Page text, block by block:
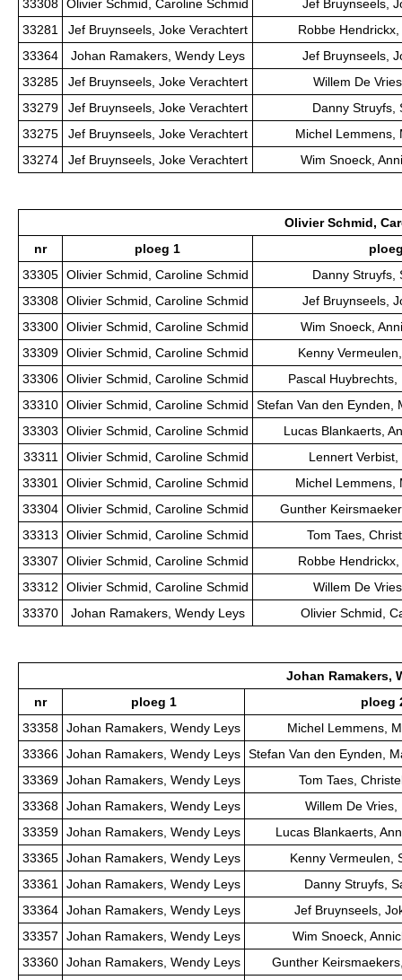
33308 Olivier Schmid, Caroline Schmid
Jef Bruynseels,
33281
Jef Bruynseels, Joke Verachtert
Robbe
33364
Johan Ramakers, Wendy Leys
Jef Bruynseels,
33285
Jef Bruynseels, Joke Verachtert
Willem De
33279
Jef Bruynseels, Joke Verachtert
Danny Struyfs,
33275
Jef Bruynseels, Joke Verachtert
Michel Lemmens,
33274
Jef Bruynseels, Joke Verachtert Wim Snoeck,
Olivier Schmid,
nr
ploeg 1
33305 Olivier Schmid, Caroline Schmid
Danny Struyfs,
33308 Olivier Schmid, Caroline Schmid
Jef Bruynseels,
33300 Olivier Schmid, Caroline Schmid
Wim Snoeck,
33309 Olivier Schmid, Caroline Schmid
Kenny
33306 Olivier Schmid, Caroline Schmid
Pascal
33310 Olivier Schmid, Caroline Schmid
Stefan Van den Eynden,
33303
Olivier Schmid, Caroline Schmid
Lucas Blankaerts,
33311 Olivier Schmid, Caroline Schmid
Lennert
33301 Olivier Schmid, Caroline Schmid
Michel Lemmens,
33304 Olivier Schmid, Caroline Schmid
Gunther
33313
Olivier Schmid, Caroline Schmid
Tom Taes,
33307
Olivier Schmid, Caroline Schmid
Robbe
33312
Olivier Schmid, Caroline Schmid
Willem De
33370
Johan Ramakers, Wendy Leys Olivier Schmid,
Johan Ramakers,
nr
ploeg 1
ploeg
33358 Johan Ramakers, Wendy Leys
Michel Lemmens,
33366 Johan Ramakers, Wendy Leys Stefan Van den Eynden,
33369 Johan Ramakers, Wendy Leys
Tom Taes,
33368 Johan Ramakers, Wendy Leys
Willem De Vries,
33359 Johan Ramakers, Wendy Leys
Lucas Blankaerts,
33365 Johan Ramakers, Wendy Leys
Kenny Vermeulen,
33361 Johan Ramakers, Wendy Leys
Danny Struyfs,
33364 Johan Ramakers, Wendy Leys
Jef Bruynseels,
33357
Johan Ramakers, Wendy Leys
Wim Snoeck,
33360 Johan Ramakers, Wendy Leys
Gunther